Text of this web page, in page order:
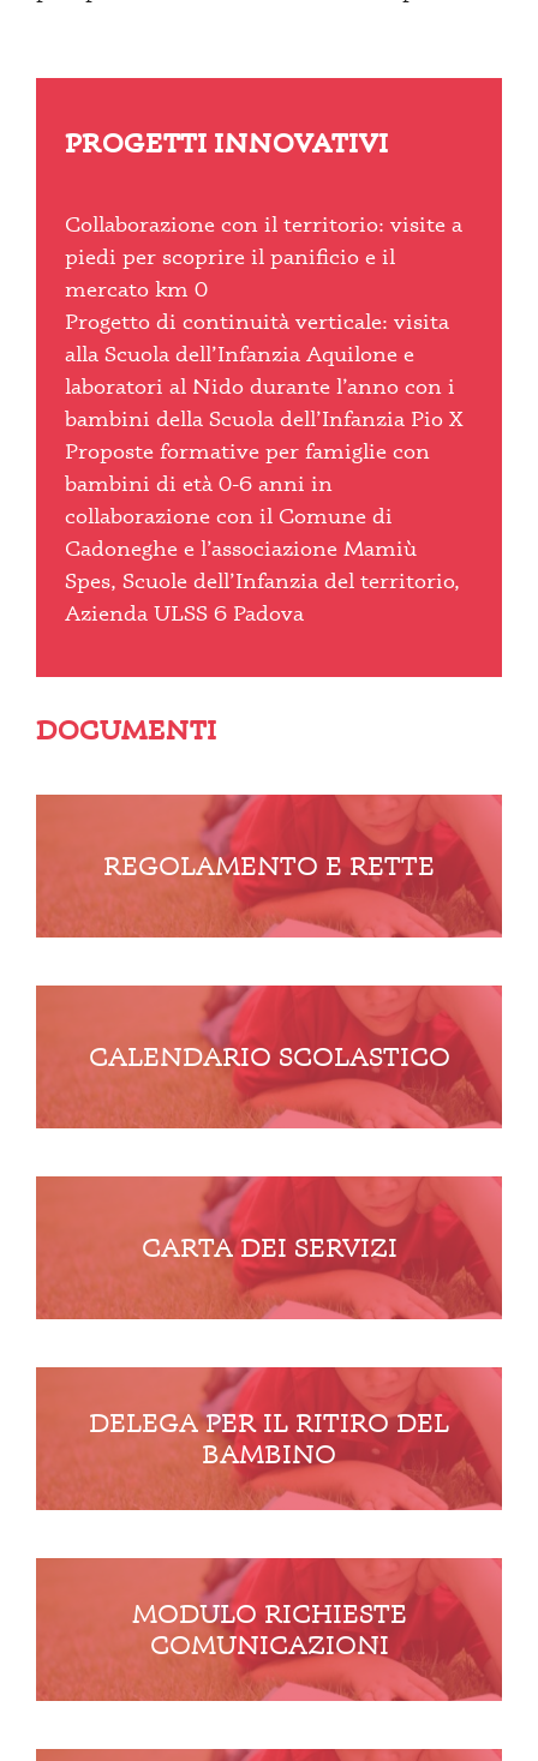
PROGETTI INNOVATIVI
Collaborazione con il territorio: visite a
piedi per scoprire il panificio e il
mercato km 0
Progetto di continuità verticale: visita
alla Scuola dell’Infanzia Aquilone e
laboratori al Nido durante l’anno con i
bambini della Scuola dell’Infanzia Pio X
Proposte formative per famiglie con
bambini di età 0-6 anni in
collaborazione con il Comune di
Cadoneghe e l’associazione Mamiù
Spes, Scuole dell’Infanzia del territorio,
Azienda ULSS 6 Padova
DOCUMENTI
REGOLAMENTO E RETTE
CALENDARIO SCOLASTICO
CARTA DEI SERVIZI
DELEGA PER IL RITIRO DEL
BAMBINO
MODULO RICHIESTE
COMUNICAZIONI